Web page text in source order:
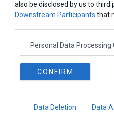
also be disclosed by us to third
Downstream Participants that
Personal Data Processing
CONFIRM
Data Deletion Data
Σταματίνα
Η βία κατά των ζώων